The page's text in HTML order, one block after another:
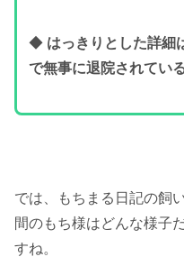
◆ はっきりとした詳細
で無事に退院されてい
では、もちまる日記の飼
間のもち様はどんな様子
すね。